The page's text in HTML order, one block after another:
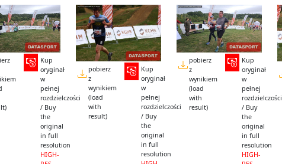
Kup
oryginał
w
pełnej
rozdzielczości
/ Buy
the
original
in full
resolution
HIGH-
pobierz
z
wynikiem
(load
with
result)
Kup
oryginał
w
pełnej
rozdzielczości
/ Buy
the
original
in full
resolution
pobierz
z
wynikiem
(load
with
result)
Kup
oryginał
w
pełnej
rozdzielczości
/ Buy
the
original
in full
resolution
HIGH-